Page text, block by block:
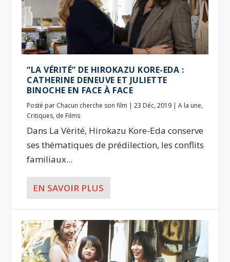
“LA VÉRITÉ” DE HIROKAZU KORE-EDA :
CATHERINE DENEUVE ET JULIETTE
BINOCHE EN FACE À FACE
Posté par Chacun cherche son film |23 Déc, 2019 |A la une,
Critiques, de Films
Dans La Vérité, Hirokazu Kore-Eda conserve
ses thématiques de prédilection, les conflits
familiaux...
EN SAVOIR PLUS